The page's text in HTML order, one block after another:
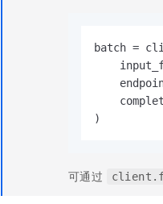
batch =
)
可通过